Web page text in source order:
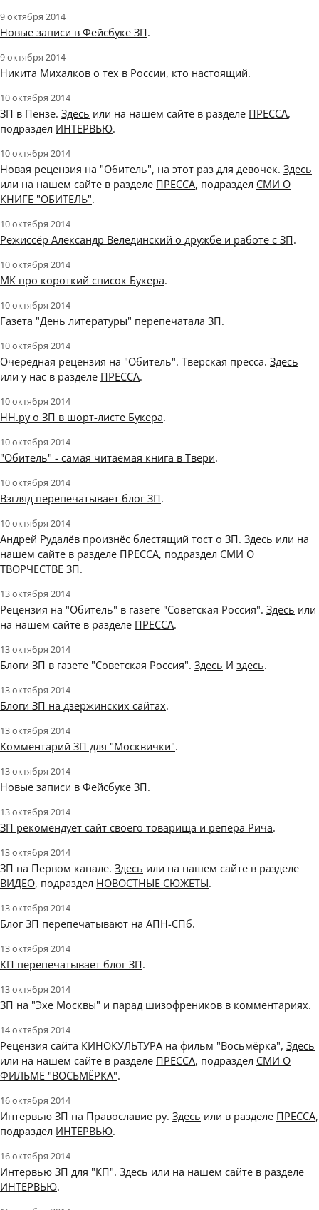
9 октября 2014
Новые записи в Фейсбуке ЗП.
9 октября 2014
Никита Михалков о тех в России, кто настоящий.
10 октября 2014
ЗП в Пензе. Здесь или на нашем сайте в разделе ПРЕССА,
подраздел ИНТЕРВЬЮ.
10 октября 2014
Новая рецензия на "Обитель", на этот раз для девочек. Здесь
или на нашем сайте в разделе ПРЕССА, подраздел СМИ О
КНИГЕ "ОБИТЕЛЬ".
10 октября 2014
Режиссёр Александр Велединский о дружбе и работе с ЗП.
10 октября 2014
МК про короткий список Букера.
10 октября 2014
Газета "День литературы" перепечатала ЗП.
10 октября 2014
Очередная рецензия на "Обитель". Тверская пресса. Здесь
или у нас в разделе ПРЕССА.
10 октября 2014
НН.ру о ЗП в шорт-листе Букера.
10 октября 2014
"Обитель" - самая читаемая книга в Твери.
10 октября 2014
Взгляд перепечатывает блог ЗП.
10 октября 2014
Андрей Рудалёв произнёс блестящий тост о ЗП. Здесь или на
нашем сайте в разделе ПРЕССА, подраздел СМИ О
ТВОРЧЕСТВЕ ЗП.
13 октября 2014
Рецензия на "Обитель" в газете "Советская Россия". Здесь или
на нашем сайте в разделе ПРЕССА.
13 октября 2014
Блоги ЗП в газете "Советская Россия". Здесь И здесь.
13 октября 2014
Блоги ЗП на дзержинских сайтах.
13 октября 2014
Комментарий ЗП для "Москвички".
13 октября 2014
Новые записи в Фейсбуке ЗП.
13 октября 2014
ЗП рекомендует сайт своего товарища и репера Рича.
13 октября 2014
ЗП на Первом канале. Здесь или на нашем сайте в разделе
ВИДЕО, подраздел НОВОСТНЫЕ СЮЖЕТЫ.
13 октября 2014
Блог ЗП перепечатывают на АПН-СПб.
13 октября 2014
КП перепечатывает блог ЗП.
13 октября 2014
ЗП на "Эхе Москвы" и парад шизофреников в комментариях.
14 октября 2014
Рецензия сайта КИНОКУЛЬТУРА на фильм "Восьмёрка", Здесь
или на нашем сайте в разделе ПРЕССА, подраздел СМИ О
ФИЛЬМЕ "ВОСЬМЁРКА".
16 октября 2014
Интервью ЗП на Православие ру. Здесь или в разделе ПРЕССА,
подраздел ИНТЕРВЬЮ.
16 октября 2014
Интервью ЗП для "КП". Здесь или на нашем сайте в разделе
ИНТЕРВЬЮ.